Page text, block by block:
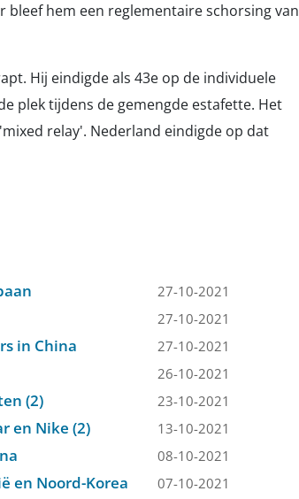
hem een reglementaire schorsing van
Hij eindigde als 43e op de individuele
plek tijdens de gemengde estafette. Het
relay'. Nederland eindigde op dat
27-10-2021
27-10-2021
in China 27-10-2021
26-10-2021
(2) 23-10-2021
en Nike (2) 13-10-2021
08-10-2021
en Noord-Korea 07-10-2021